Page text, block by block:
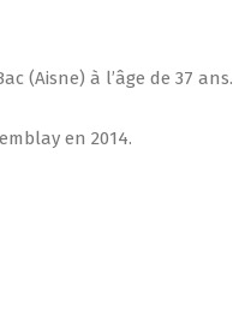
(Aisne) à l’âge de 37 ans.
en 2014.